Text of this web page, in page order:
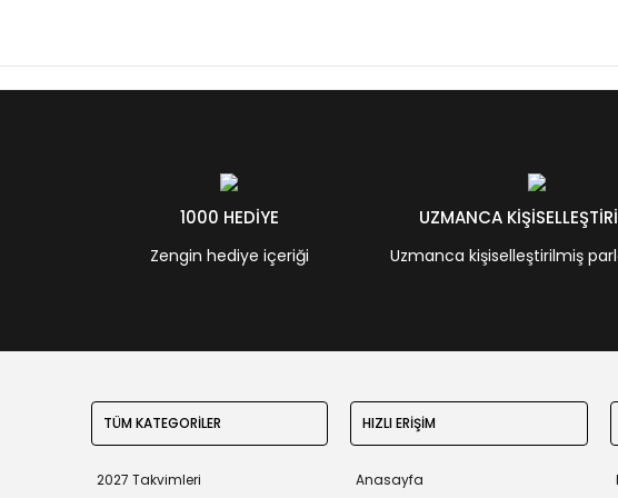
1000 HEDİYE
Zengin hediye içeriği
UZMANCA
Uzmanca kişiselleştirilmiş
TÜM KATEGORİLER
2027 Takvimleri
HIZLI ERİŞİM
Anasayfa